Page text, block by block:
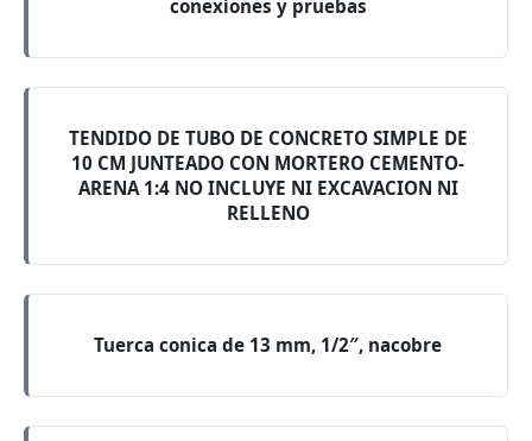
conexiones y pruebas
TENDIDO DE TUBO DE CONCRETO SIMPLE DE
10 CM JUNTEADO CON MORTERO CEMENTO-
ARENA 1:4 NO INCLUYE NI EXCAVACION NI
RELLENO
Tuerca conica de 13 mm, 1/2″, nacobre